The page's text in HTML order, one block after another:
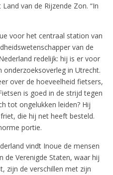
van de Rijzende Zon. “In
voor het centraal station van
van de
redelijk: hij is er voor
in Utrecht.
over de hoeveelheid fietsers,
is goed in de strijd tegen
tot ongelukken leiden? Hij
die hij net heeft besteld.
portie.
vindt Inoue de mensen
de Verenigde Staten, waar hij
zijn de verschillen met zijn